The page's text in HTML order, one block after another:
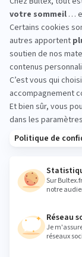
*Marque la
interrogées
Iligo.
Passez en
situation
et testez
soutien qui